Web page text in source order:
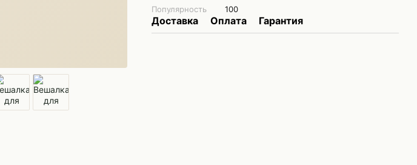
Популярность
100
Доставка Оплата Гарантия